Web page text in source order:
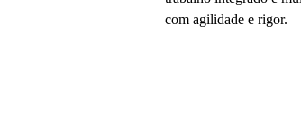
com agilidade e rigor.